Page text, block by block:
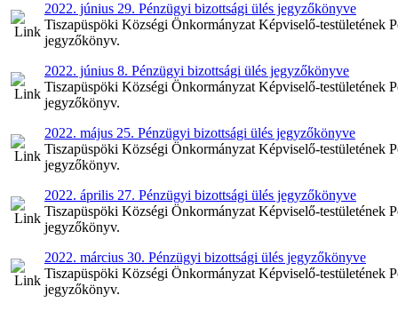
2022. június 29. Pénzügyi bizottsági ülés jegyzőkönyve
Tiszapüspöki Községi Önkormányzat Képviselő-testületének
jegyzőkönyv.
2022. június 8. Pénzügyi bizottsági ülés jegyzőkönyve
Tiszapüspöki Községi Önkormányzat Képviselő-testületének
jegyzőkönyv.
2022. május 25. Pénzügyi bizottsági ülés jegyzőkönyve
Tiszapüspöki Községi Önkormányzat Képviselő-testületének
jegyzőkönyv.
2022. április 27. Pénzügyi bizottsági ülés jegyzőkönyve
Tiszapüspöki Községi Önkormányzat Képviselő-testületének
jegyzőkönyv.
2022. március 30. Pénzügyi bizottsági ülés jegyzőkönyve
Tiszapüspöki Községi Önkormányzat Képviselő-testületének
jegyzőkönyv.